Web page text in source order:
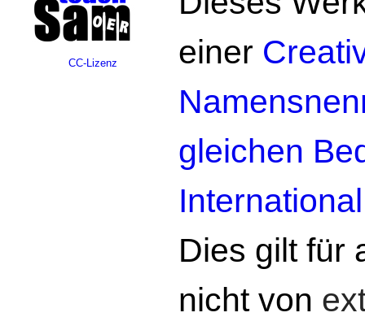
CC-Lizenz
einer
gleichen
Dies gilt für
nicht von